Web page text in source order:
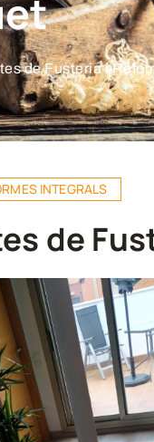
de Fusteria i
INTEGRALS
de